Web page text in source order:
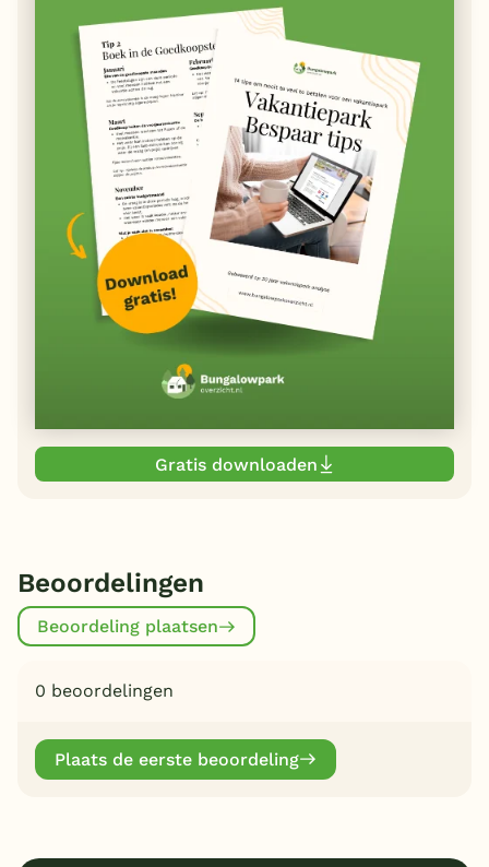
Gratis downloaden
Beoordelingen
Beoordeling plaatsen
0 beoordelingen
Plaats de eerste beoordeling